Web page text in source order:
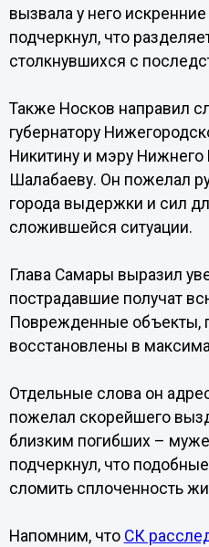
вызвала у него
подчеркнул, что
столкнувшихся с
Также Носков направил
губернатору
Никитину и мэру
Шалабаеву. Он пожелал
города выдержки и сил
сложившейся ситуации.
Глава Самары выразил
пострадавшие получат
Поврежденные объекты,
восстановлены в
Отдельные слова он
пожелал скорейшего
близким погибших –
подчеркнул, что
сломить сплоченность
Напомним, что СК